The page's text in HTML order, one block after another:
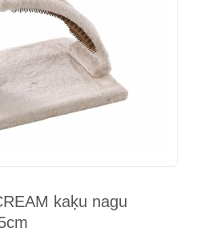
kaķu nagu